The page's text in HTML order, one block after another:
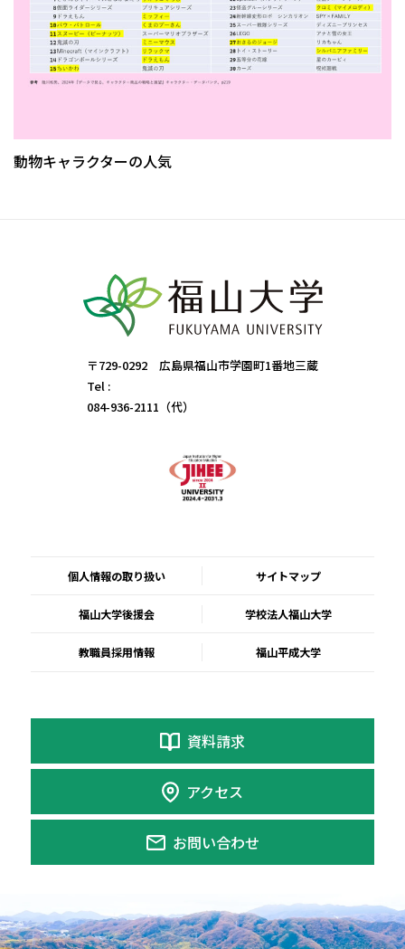
動物キャラクターの人気
〒729-0292 広島県福山市学園町1番地三蔵
Tel :
084-936-2111（代）
個人情報の取り扱い サイトマップ
福山大学後援会 学校法人福山大学
教職員採用情報 福山平成大学
資料請求
アクセス
お問い合わせ